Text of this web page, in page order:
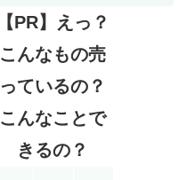
【PR】えっ？
こんなもの売
っているの？
こんなことで
きるの？